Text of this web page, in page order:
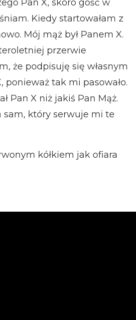
Pan X, skoro gość w
Kiedy startowałam z
Mój mąż był Panem X.
przerwie
że podpisuję się własnym
ponieważ tak mi pasowało.
Pan X niż jakiś Pan Mąż.
sam, który serwuje mi te
kółkiem jak ofiara